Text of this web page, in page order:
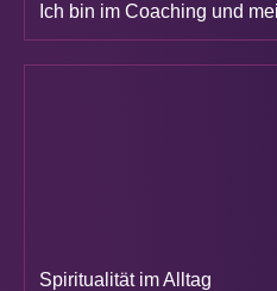
Ich bin im Coaching und
Spiritualität im Alltag